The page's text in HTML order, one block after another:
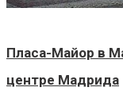
Пласа-Майор в
центре Мадрида